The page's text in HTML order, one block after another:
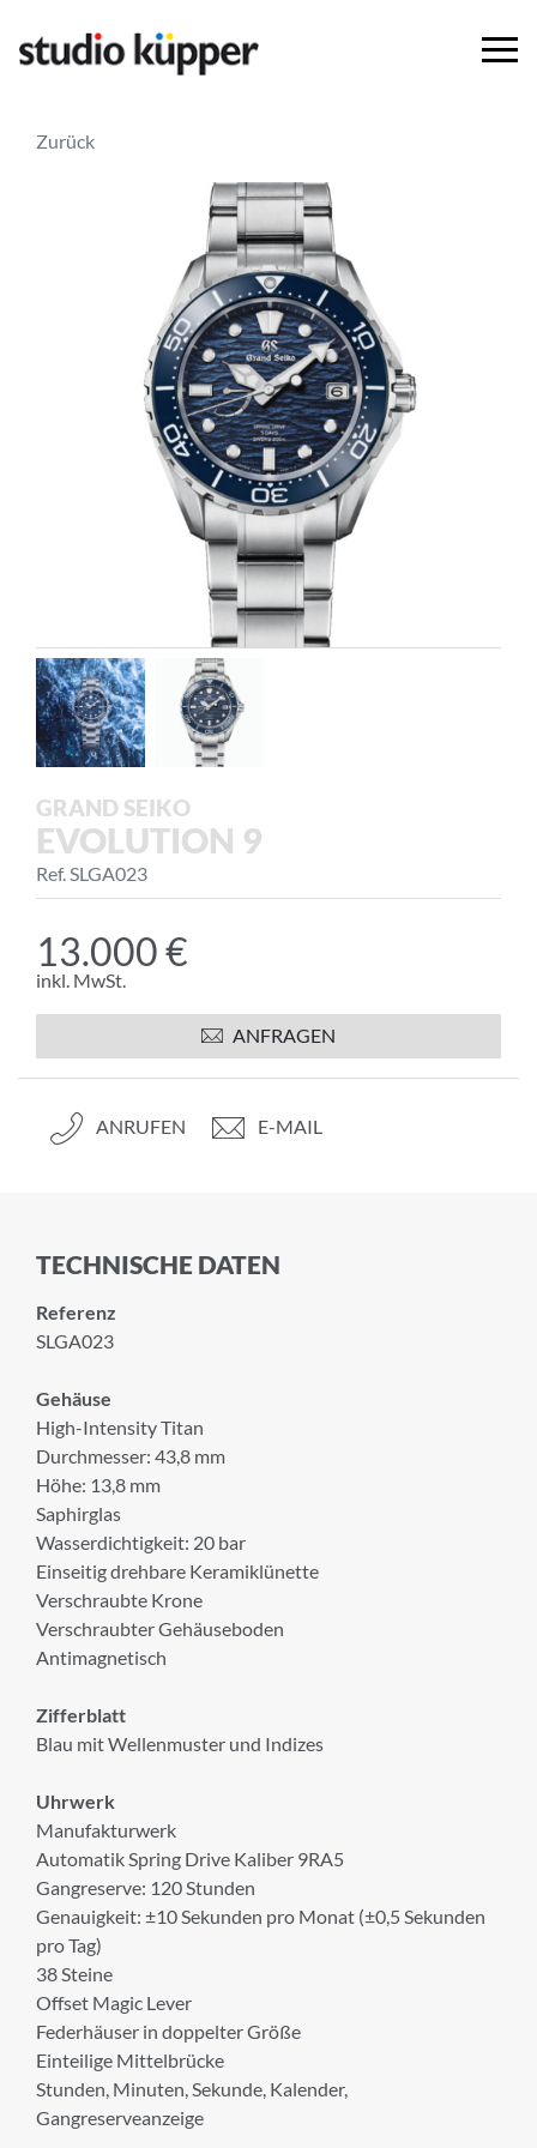
Zurück
GRAND SEIKO
EVOLUTION 9
Ref. SLGA023
13.000 €
inkl. MwSt.
ANFRAGEN
ANRUFEN E-MAIL
TECHNISCHE DATEN
Referenz
SLGA023
Gehäuse
High-Intensity Titan
Durchmesser: 43,8 mm
Höhe: 13,8 mm
Saphirglas
Wasserdichtigkeit: 20 bar
Einseitig drehbare Keramiklünette
Verschraubte Krone
Verschraubter Gehäuseboden
Antimagnetisch
Zifferblatt
Blau mit Wellenmuster und Indizes
Uhrwerk
Manufakturwerk
Automatik Spring Drive Kaliber 9RA5
Gangreserve: 120 Stunden
Genauigkeit: ±10 Sekunden pro Monat (±0,5 Sekunden
pro Tag)
38 Steine
Offset Magic Lever
Federhäuser in doppelter Größe
Einteilige Mittelbrücke
Stunden, Minuten, Sekunde, Kalender,
Gangreserveanzeige